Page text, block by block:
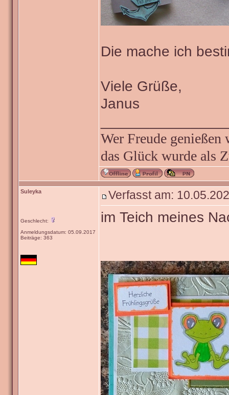
Die mache ich
Viele Grüße,
Janus
Wer Freude
das Glück wurde als
Suleyka
Geschlecht:
Anmeldungsdatum: 05.09.2017
Beiträge: 363
Verfasst am:
im Teich meines